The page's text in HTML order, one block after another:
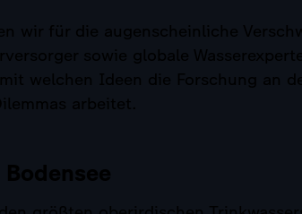
wir für die augenscheinliche
sowie globale
welchen Ideen die Forschung an
arbeitet.